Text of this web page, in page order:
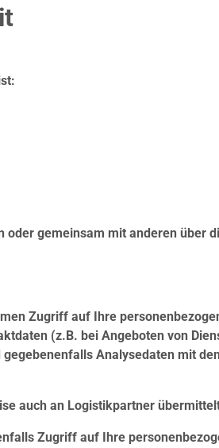
gemeinsam mit anderen über
Zugriff auf Ihre
(z.B. bei Angeboten von
Analysedaten mit
auch an Logistikpartner
Zugriff auf Ihre